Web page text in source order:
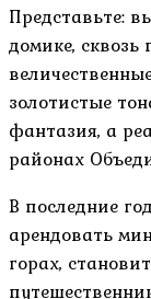
Представьте:
домике,
золотистые
фантазия, а
районах
В последние
арендовать
горах,